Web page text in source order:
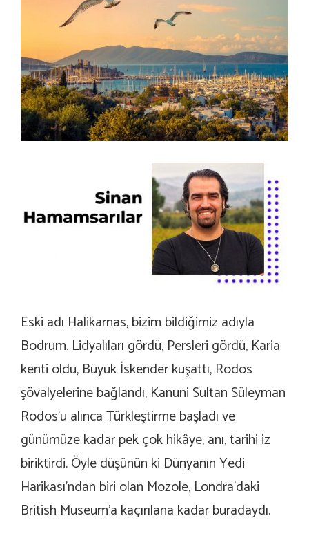
Eski adı Halikarnas, bizim bildiğimiz adıyla
Bodrum. Lidyalıları gördü, Persleri gördü, Karia
kenti oldu, Büyük İskender kuşattı, Rodos
şövalyelerine bağlandı, Kanuni Sultan Süleyman
Rodos’u alınca Türkleştirme başladı ve
günümüze kadar pek çok hikâye, anı, tarihi iz
biriktirdi. Öyle düşünün ki Dünyanın Yedi
Harikası’ndan biri olan Mozole, Londra’daki
British Museum’a kaçırılana kadar buradaydı.